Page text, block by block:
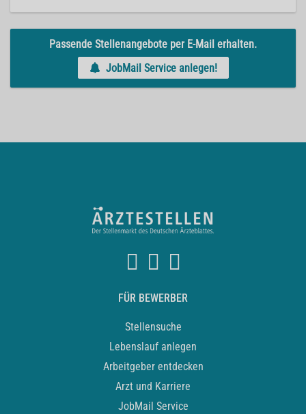
Passende Stellenangebote per E-Mail erhalten.
JobMail Service anlegen!
FÜR BEWERBER
Stellensuche
Lebenslauf anlegen
Arbeitgeber entdecken
Arzt und Karriere
JobMail Service